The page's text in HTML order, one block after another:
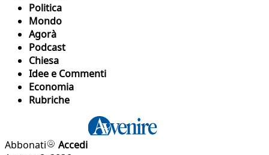
Politica
Mondo
Agorà
Podcast
Chiesa
Idee e Commenti
Economia
Rubriche
Abbonati
Accedi